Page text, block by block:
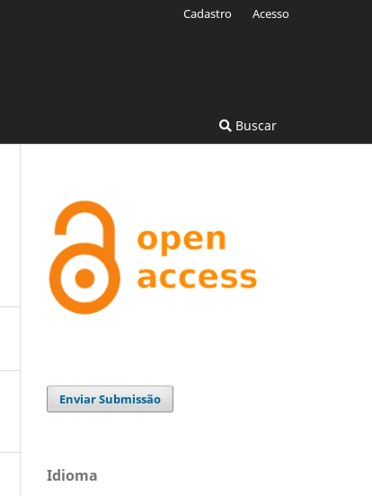
Buscar
Cadastro Acesso
Enviar Submissão
Idioma